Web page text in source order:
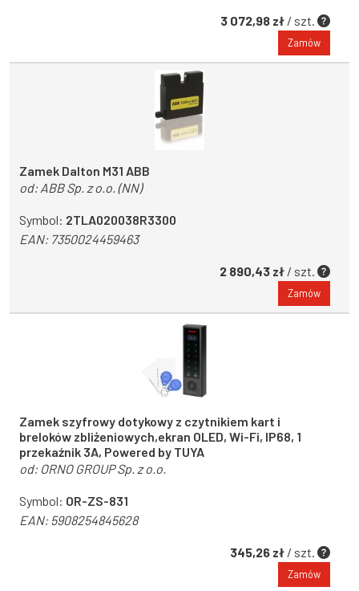
3 072,98 zł / szt.
Zamów
Zamek Dalton M31 ABB
od: ABB Sp. z o.o. (NN)
Symbol: 2TLA020038R3300
EAN: 7350024459463
2 890,43 zł / szt.
Zamów
Zamek szyfrowy dotykowy z czytnikiem kart i
breloków zbliżeniowych,ekran OLED, Wi-Fi, IP68, 1
przekaźnik 3A, Powered by TUYA
od: ORNO GROUP Sp. z o.o.
Symbol: OR-ZS-831
EAN:5908254845628
345,26 zł / szt.
Zamów